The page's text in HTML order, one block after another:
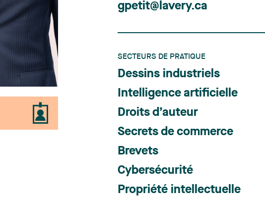
gpetit@lavery.ca
SECTEURS DE PRATIQUE
Dessins industriels
Intelligence artificielle
Droits d’auteur
Secrets de commerce
Brevets
Cybersécurité
Propriété intellectuelle